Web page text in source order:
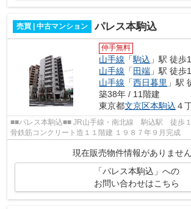
売買 | 中古マンション パレス本駒込
仲手無料
山手線 「駒込 」駅 徒歩
山手線 「 田端 」駅 徒歩
山手線 「西日暮里 」駅
築38年 / 11階建
東京都文京区本駒込 ４
■■パレス本駒込■■ JR山手線・南北線 駒込駅 徒歩１０分 総戸数４５戸 鉄
骨鉄筋コンクリート造１１階建 １９８７年９月完成
現在販売物件情報がありません
「パレス本駒込」への
お問い合わせはこちら